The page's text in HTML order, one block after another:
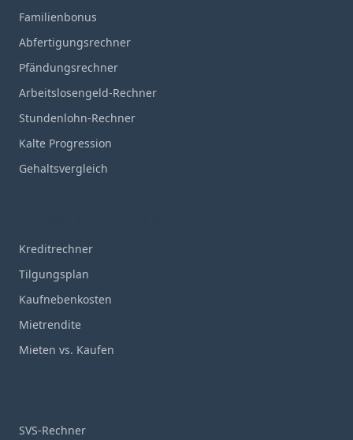
Familienbonus
Abfertigungsrechner
Pfändungsrechner
Arbeitslosengeld-Rechner
Stundenlohn-Rechner
Kalte Progression
Gehaltsvergleich
Kreditrechner
Tilgungsplan
Kaufnebenkosten
Mietrendite
Mieten vs. Kaufen
SVS-Rechner